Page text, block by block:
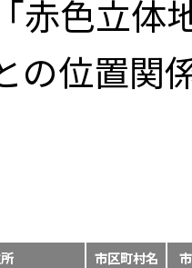
赤色立体
の位置関
市区町村名